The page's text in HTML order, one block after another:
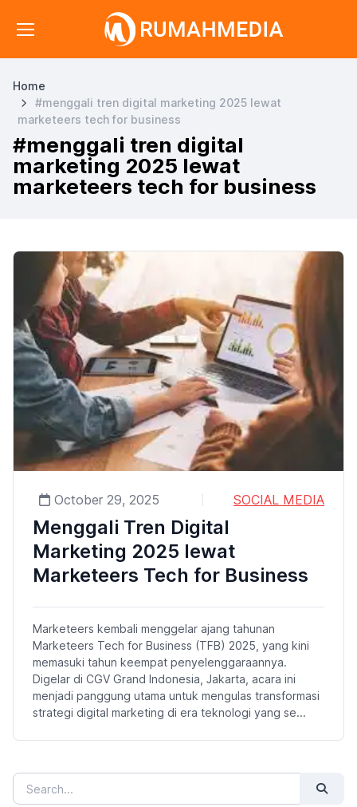
Home
#menggali tren digital marketing 2025 lewat
marketeers tech for business
#menggali tren digital
marketing 2025 lewat
marketeers tech for business
October 29, 2025 SOCIAL MEDIA
Menggali Tren Digital
Marketing 2025 lewat
Marketeers Tech for Business
Marketeers kembali menggelar ajang tahunan
Marketeers Tech for Business (TFB) 2025, yang kini
memasuki tahun keempat penyelenggaraannya.
Digelar di CGV Grand Indonesia, Jakarta, acara ini
menjadi panggung utama untuk mengulas transformasi
strategi digital marketing di era teknologi yang se...